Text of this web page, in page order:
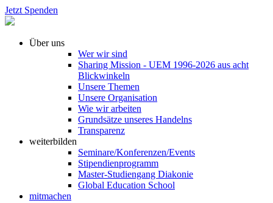
Jetzt Spenden
Über uns
Wer wir sind
Sharing Mission - UEM 1996-2026 aus acht
Blickwinkeln
Unsere Themen
Unsere Organisation
Wie wir arbeiten
Grundsätze unseres Handelns
Transparenz
weiterbilden
Seminare/Konferenzen/Events
Stipendienprogramm
Master-Studiengang Diakonie
Global Education School
mitmachen